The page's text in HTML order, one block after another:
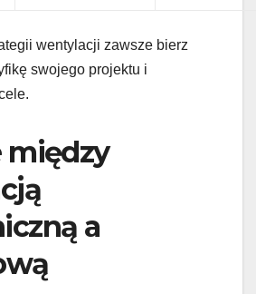
wentylacji zawsze bierz
swojego projektu i
między
a